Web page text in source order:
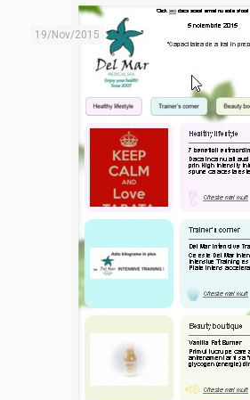
19/Nov/2015